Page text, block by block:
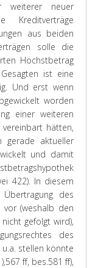
weiterer neuer
Kreditverträge
aus beiden
solle die
Höchstbetrag
ist eine
Und erst wenn
worden
einer weiteren
hätten,
aktueller
und damit
422). In diesem
des
(weshalb den
gefolgt wird),
des
stellen könnte
ff, bes.581 ff),